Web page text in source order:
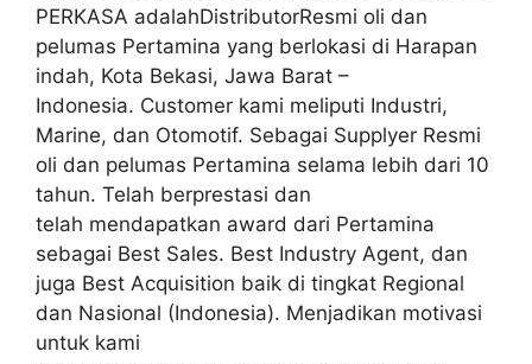
PERKASA adalahDistributorResmi oli dan
pelumas Pertamina yang berlokasi di Harapan
indah, Kota Bekasi, Jawa Barat –
Indonesia. Customer kami meliputi Industri,
Marine, dan Otomotif. Sebagai Supplyer Resmi
oli dan pelumas Pertamina selama lebih dari 10
tahun. Telah berprestasi dan
telah mendapatkan award dari Pertamina
sebagai Best Sales. Best Industry Agent, dan
juga Best Acquisition baik di tingkat Regional
dan Nasional (Indonesia). Menjadikan motivasi
untuk kami